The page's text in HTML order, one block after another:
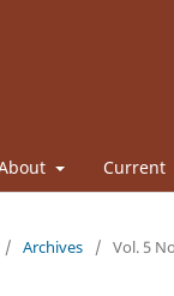
Current
/ Archives / Vol. 5